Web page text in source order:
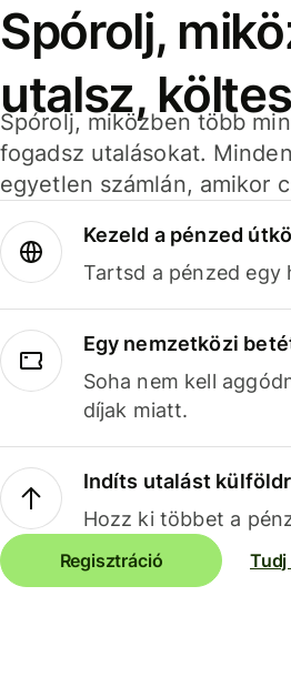
Spórolj,
utalsz,
Spórolj, miközben több
fogadsz utalásokat.
egyetlen számlán, amikor
Kezeld a pénzed
Tartsd a pénzed egy
Egy nemzetközi
Soha nem kell
díjak miatt.
Indíts utalást
Hozz ki többet a
Regisztráció